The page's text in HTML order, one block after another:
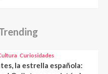
Curiosidades
la estrella española: